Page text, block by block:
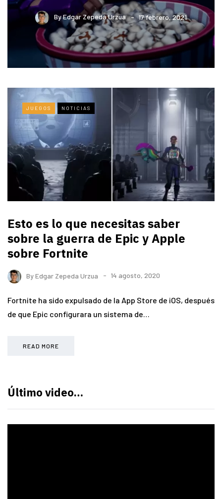
ByEdgar Zepeda Urzua 17 febrero, 2021
JUEGOS NOTICIAS
Esto es lo que necesitas saber
sobre la guerra de Epic y Apple
sobre Fortnite
ByEdgar Zepeda Urzua 14 agosto, 2020
Fortnite ha sido expulsado de la App Store de iOS, después
de que Epic configurara un sistema de…
READ MORE
Último video…